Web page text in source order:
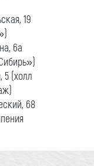
19
6а
5 (холл
68